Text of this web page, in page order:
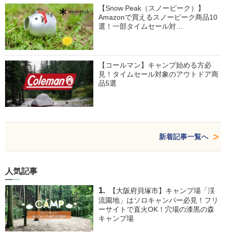
【Snow Peak（スノーピーク）】
Amazonで買えるスノーピーク商品10
選！一部タイムセール対…
【コールマン】キャンプ始める方必
見！タイムセール対象のアウトドア商
品5選
新着記事一覧へ
人気記事
【大阪府貝塚市】キャンプ場「渓
流園地」はソロキャンパー必見！フリ
ーサイトで直火OK！穴場の漆黒の森
キャンプ場